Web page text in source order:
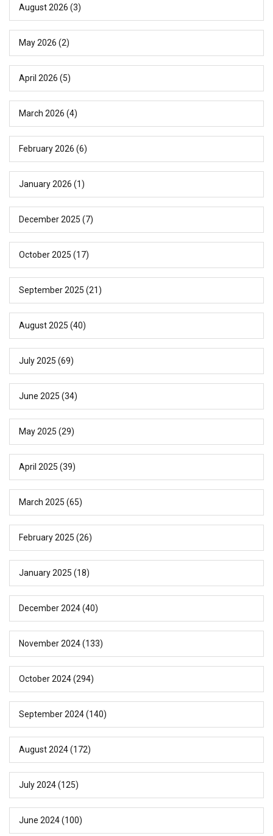
August 2026 (3)
May 2026 (2)
April 2026 (5)
March 2026 (4)
February 2026 (6)
January 2026 (1)
December 2025 (7)
October 2025 (17)
September 2025 (21)
August 2025 (40)
July 2025 (69)
June 2025 (34)
May 2025 (29)
April 2025 (39)
March 2025 (65)
February 2025 (26)
January 2025 (18)
December 2024(40)
November 2024(133)
October 2024(294)
September 2024(140)
August 2024(172)
July 2024(125)
June 2024(100)